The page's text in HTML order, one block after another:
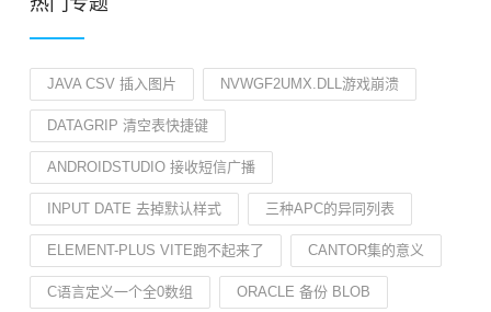
JAVA CSV 插入图片 NVWGF2UMX.DLL游戏崩溃
DATAGRIP 清空表快捷键
ANDROIDSTUDIO 接收短信广播
INPUT DATE 去掉默认样式 三种APC的异同列表
ELEMENT-PLUS VITE跑不起来了 CANTOR集的意义
C语言定义一个全0数组 ORACLE 备份 BLOB